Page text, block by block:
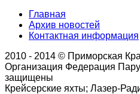
Главная
Архив новостей
Контактная информация
2010 - 2014 © Приморская
Организация Федерация
защищены
Крейсерские яхты; Лазер-